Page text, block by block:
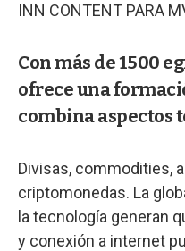
INN CONTENT PARA
Con más de 1500
ofrece una
combina aspectos
Divisas, commodities,
criptomonedas. La
la tecnología generan
y conexión a internet